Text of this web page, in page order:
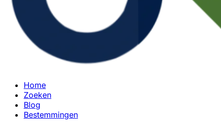
Home
Zoeken
Blog
Bestemmingen